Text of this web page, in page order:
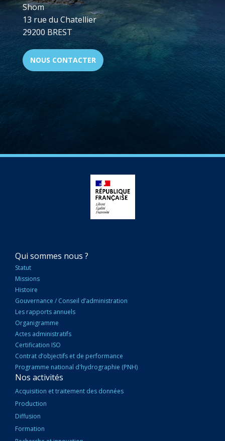
Shom
13 rue du Chatellier
29200 BREST
NOUS CONTACTER
NAVIGATION
PRINCIPALE
Qui sommes nous ?
Statut
Missions
Histoire
Gouvernance / Conseil d’administration
Les rapports annuels
Organigramme
Actes administratifs
Certification ISO
Contrat d’objectifs et de performance
Programme national d'hydrographie (PNH)
Nos activités
Acquisition et traitement des données
Production
Diffusion
Formation